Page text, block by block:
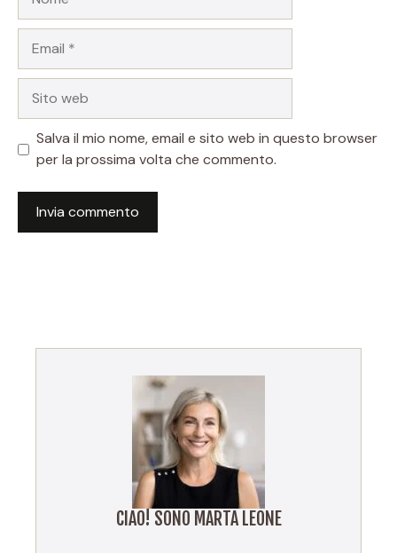
web
Salva il mio nome, email e sito web in questo browser
per la prossima volta che commento.
CIAO! SONO MARTA LEONE